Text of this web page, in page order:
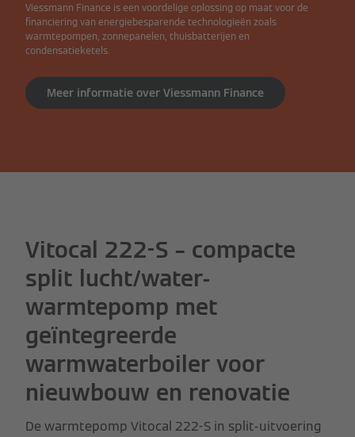
Viessmann Finance is een voordelige oplossing op maat voor de
financiering van energiebesparende technologieën zoals
warmtepompen, zonnepanelen, thuisbatterijen en
condensatieketels.
Meer informatie over Viessmann Finance
Vitocal 222-S – compacte
split lucht/water-
warmtepomp met
geïntegreerde
warmwaterboiler voor
nieuwbouw en renovatie
De warmtepomp Vitocal 222-S in split-uitvoering